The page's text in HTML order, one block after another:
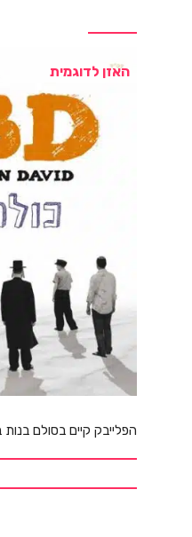
האזן לדוגמית
הפלייבק קיים בסולם